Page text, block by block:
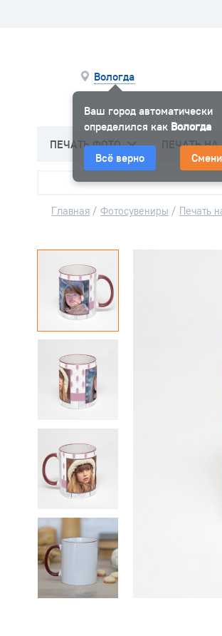
Вологда
Ваш город автоматически
определился как Вологда
Всё верно
ПЕЧАТЬ ФОТО ПЕЧАТЬ
Главная / Фотосувениры / Печать